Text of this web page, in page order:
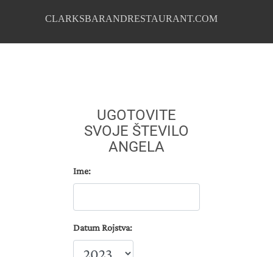
CLARKSBARANDRESTAURANT.COM
UGOTOVITE
SVOJE ŠTEVILO
ANGELA
Ime:
Datum Rojstva: